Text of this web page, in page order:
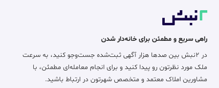
راهی سریع و مطمئن برای خانه‌دار شدن
در ۲نبش بین صدها هزار آگهی ثبت‌شده جست‌وجو کنید، به سرعت
ملک مورد نظرتون رو پیدا کنید و برای انجام معامله‌ای مطمئن، با
مشاورین املاک معتمد و متخصص شهرتون در ارتباط باشید.